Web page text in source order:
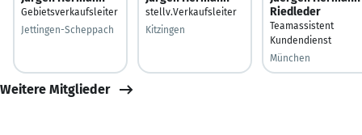
Gebietsverkaufsleiter
Jettingen-Scheppach
stellv.Verkaufsleiter
Kitzingen
Riedleder
Teamassistent
Kundendienst
München
Weitere Mitglieder